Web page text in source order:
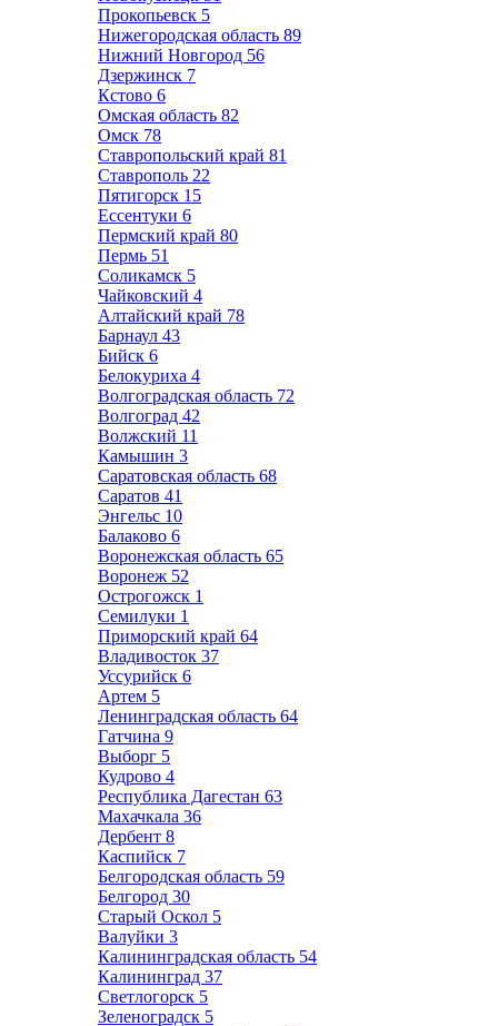
Прокопьевск 5
Нижегородская область 89
Нижний Новгород 56
Дзержинск 7
Кстово 6
Омская область 82
Омск 78
Ставропольский край 81
Ставрополь 22
Пятигорск 15
Ессентуки 6
Пермский край 80
Пермь 51
Соликамск 5
Чайковский 4
Алтайский край 78
Барнаул 43
Бийск 6
Белокуриха 4
Волгоградская область 72
Волгоград 42
Волжский 11
Камышин 3
Саратовская область 68
Саратов 41
Энгельс 10
Балаково 6
Воронежская область 65
Воронеж 52
Острогожск 1
Семилуки 1
Приморский край 64
Владивосток 37
Уссурийск 6
Артем 5
Ленинградская область 64
Гатчина 9
Выборг 5
Кудрово 4
Республика Дагестан 63
Махачкала 36
Дербент 8
Каспийск 7
Белгородская область 59
Белгород 30
Старый Оскол 5
Валуйки 3
Калининградская область 54
Калининград 37
Светлогорск 5
Зеленоградск 5